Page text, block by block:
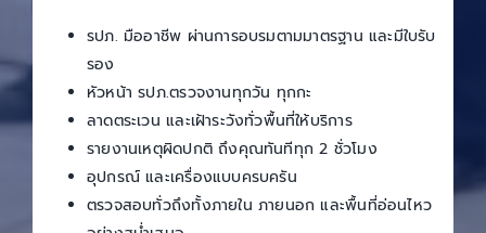
รปภ. มืออาชีพ ผ่านการอบรมตามมาตรฐาน และมีใบรับ
รอง
หัวหน้า รปภ.ตรวจงานทุกวัน ทุกกะ
ลาดตระเวน และเฝ้าระวังทั่วพื้นที่ให้บริการ
รายงานเหตุผิดปกติ ถึงคุณทันทีทุก 2 ชั่วโมง
อุปกรณ์ และเครื่องแบบครบครัน
ตรวจสอบทั่วถึงทั้งภายใน ภายนอก และพื้นที่อ่อนไหว